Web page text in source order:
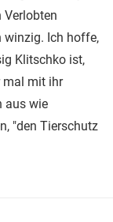
winzig. Ich hoffe,
Klitschko ist,
mal mit ihr
aus wie
"den Tierschutz